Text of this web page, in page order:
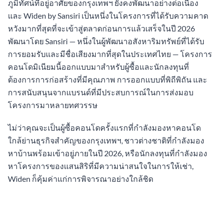
ภูมิทัศน์ที่อยู่อาศัยของกรุงเทพฯ ยังคงพัฒนาอย่างต่อเนื่อง
และ Widen by Sansiri เป็นหนึ่งในโครงการที่ได้รับความคาด
หวังมากที่สุดที่จะเข้าสู่ตลาดก่อนการแล้วเสร็จในปี 2026
พัฒนาโดย Sansiri — หนึ่งในผู้พัฒนาอสังหาริมทรัพย์ที่ได้รับ
การยอมรับและมีชื่อเสียงมากที่สุดในประเทศไทย — โครงการ
คอนโดมิเนียมนี้ออกแบบมาสำหรับผู้ซื้อและนักลงทุนที่
ต้องการการก่อสร้างที่มีคุณภาพ การออกแบบที่พิถีพิถัน และ
การสนับสนุนจากแบรนด์ที่มีประสบการณ์ในการส่งมอบ
โครงการมาหลายทศวรรษ
ไม่ว่าคุณจะเป็นผู้ซื้อคอนโดครั้งแรกที่กำลังมองหาคอนโด
ใกล้ย่านธุรกิจสำคัญของกรุงเทพฯ, ชาวต่างชาติที่กำลังมอง
หาบ้านพร้อมเข้าอยู่ภายในปี 2026, หรือนักลงทุนที่กำลังมอง
หาโครงการของแสนสิริที่มีความน่าสนใจในการให้เช่า,
Widen ก็คุ้มค่าแก่การพิจารณาอย่างใกล้ชิด